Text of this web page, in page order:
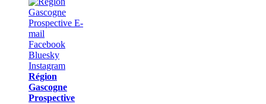
Région
Gascogne
Prospective